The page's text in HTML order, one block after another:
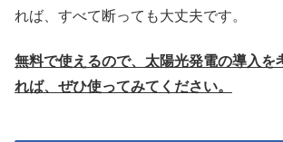
れば、すべて断っても大丈夫です。
無料で使えるので、太陽光発電の導入を
れば、ぜひ使ってみてください。